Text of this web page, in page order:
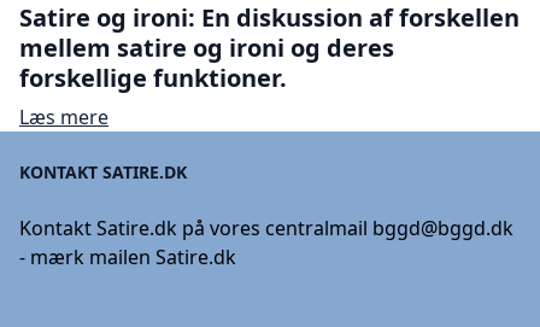
Satire og ironi: En diskussion af forskellen
mellem satire og ironi og deres
forskellige funktioner.
Læs mere
KONTAKT SATIRE.DK
Kontakt Satire.dk på vores centralmail bggd@bggd.dk
- mærk mailen Satire.dk